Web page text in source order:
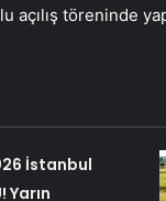
töreninde
İstanbul
Yarın